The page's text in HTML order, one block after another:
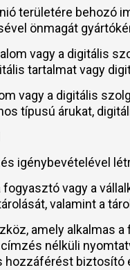
területére behozó
önmagát
vagy a digitális
tartalmat vagy
vagy a digitális
típusú árukat,
igénybevételével
vagy a
valamint a
amely alkalmas
nélküli
hozzáférést biztosító